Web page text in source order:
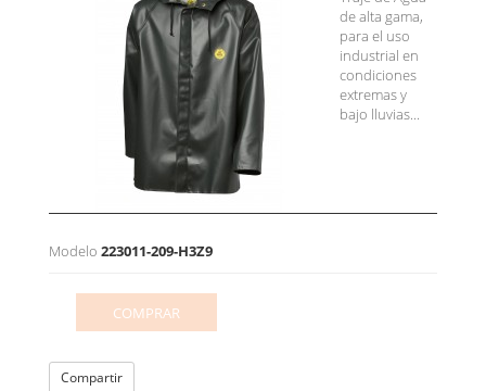
de alta gama,
para el uso
industrial en
condiciones
extremas y
bajo lluvias...
Modelo 223011-209-H3Z9
COMPRAR
Compartir